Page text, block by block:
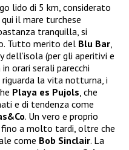
lido di 5 km, considerato
il mare turchese
tranquilla, si
Tutto merito del Blu Bar
(per gli aperitivi e
orari serali parecchi
la vita notturna, i
Playa es Pujols , che
e di tendenza come
. Un vero e proprio
fino a molto tardi, oltre che
come Bob Sinclair. La